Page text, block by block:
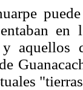
en
aquellos